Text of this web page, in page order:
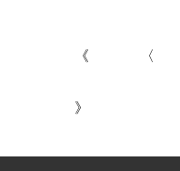
《 〈
》